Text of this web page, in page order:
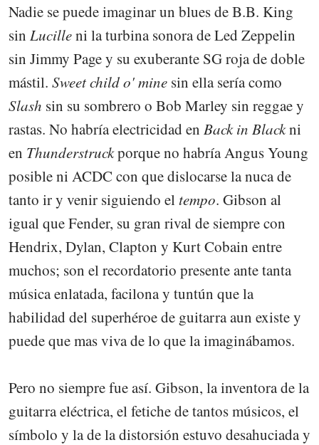
Nadie se puede imaginar un blues de B.B. King
sin Lucilleni la turbina sonora de Led Zeppelin
sin Jimmy Page y su exuberante SG roja de doble
mástil. Sweet child o' mine sin ella sería como
Slash sin su sombrero o Bob Marley sin reggae y
rastas. No habría electricidad en Back in Blackni
en Thunderstruckporque no habría Angus Young
posible ni ACDC con que dislocarse la nuca de
tanto ir y venir siguiendo el tempo. Gibson al
igual que Fender, su gran rival de siempre con
Hendrix, Dylan, Clapton y Kurt Cobain entre
muchos; son el recordatorio presente ante tanta
música enlatada, facilona y tuntún que la
habilidad del superhéroe de guitarra aun existe y
puede que mas viva de lo que la imaginábamos.
Pero no siempre fue así. Gibson, la inventora de la
guitarra eléctrica, el fetiche de tantos músicos, el
símbolo y la de la distorsión estuvo desahuciada y